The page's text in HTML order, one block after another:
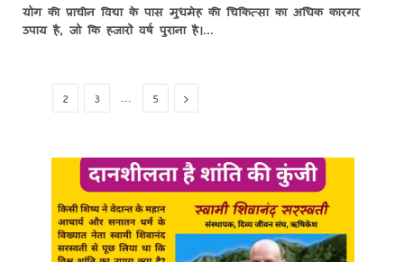
योग की प्राचीन विद्या के पास मुधमेह की चिकित्सा का अधिक कारगर
उपाय है, जो कि हजारों वर्ष पुराना है।…
2 3 … 5 Next